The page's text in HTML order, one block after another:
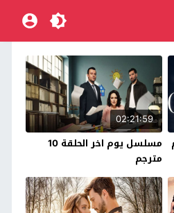
02:21:59
مسلسل يوم اخر الحلقة 10
مترجم